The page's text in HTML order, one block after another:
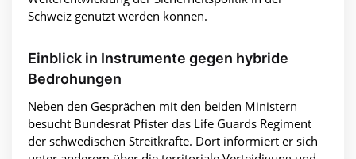
Schweiz genutzt werden können.
Einblick in Instrumente gegen hybride
Bedrohungen
Neben den Gesprächen mit den beiden Ministern
besucht Bundesrat Pfister das Life Guards Regiment
der schwedischen Streitkräfte. Dort informiert er sich